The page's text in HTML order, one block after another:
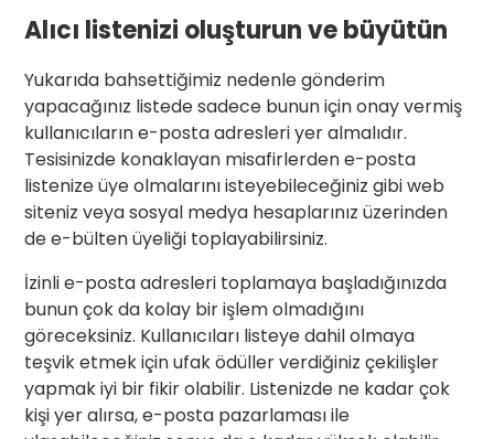
Alıcı listenizi oluşturun ve büyütün
Yukarıda bahsettiğimiz nedenle gönderim
yapacağınız listede sadece bunun için onay vermiş
kullanıcıların e-posta adresleri yer almalıdır.
Tesisinizde konaklayan misafirlerden e-posta
listenize üye olmalarını isteyebileceğiniz gibi web
siteniz veya sosyal medya hesaplarınız üzerinden
de e-bülten üyeliği toplayabilirsiniz.
İzinli e-posta adresleri toplamaya başladığınızda
bunun çok da kolay bir işlem olmadığını
göreceksiniz. Kullanıcıları listeye dahil olmaya
teşvik etmek için ufak ödüller verdiğiniz çekilişler
yapmak iyi bir fikir olabilir. Listenizde ne kadar çok
kişi yer alırsa, e-posta pazarlaması ile